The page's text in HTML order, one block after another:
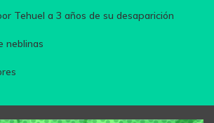
Tehuel a 3 años de su desaparición
neblinas